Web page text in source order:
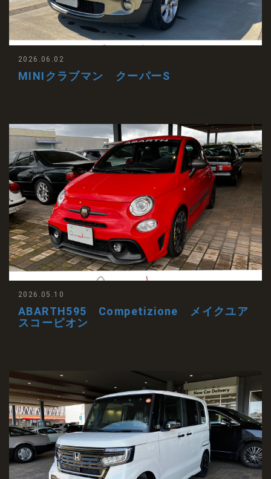
MINIクラブマン クーパーS
2026.06.02
ABARTH595 Competizione メイクユア
スコーピオン
2026.05.10